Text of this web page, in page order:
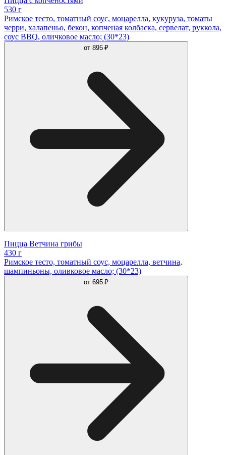
530 г
Римское тесто, томатный соус, моцарелла, кукуруза, томаты
черри, халапеньо, бекон, копченая колбаска, сервелат, руккола,
соус BBQ, оличковое масло; (30*23)
от 895 ₽
Пицца Ветчина грибы
430 г
Римское тесто, томатный соус, моцарелла, ветчина,
шампиньоны, оливковое масло; (30*23)
от 695 ₽